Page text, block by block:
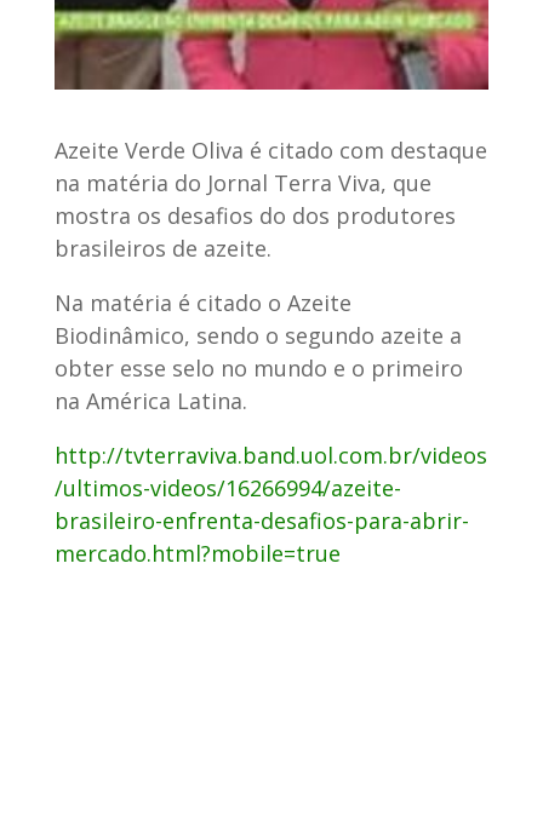
Azeite Verde Oliva é citado com destaque
na matéria do Jornal Terra Viva, que
mostra os desafios do dos produtores
brasileiros de azeite.
Na matéria é citado o Azeite
Biodinâmico, sendo o segundo azeite a
obter esse selo no mundo e o primeiro
na América Latina.
http://tvterraviva.band.uol.com.br/videos
/ultimos-videos/16266994/azeite-
brasileiro-enfrenta-desafios-para-abrir-
mercado.html?mobile=true